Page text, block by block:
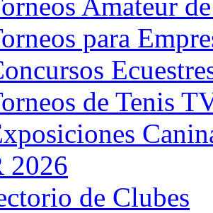
para
de Tenis
2026
de Clubes